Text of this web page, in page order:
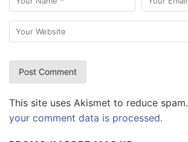
This site uses Akismet to reduce spam.
your comment data is processed.